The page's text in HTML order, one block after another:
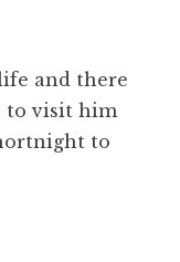
and there
to visit him
to